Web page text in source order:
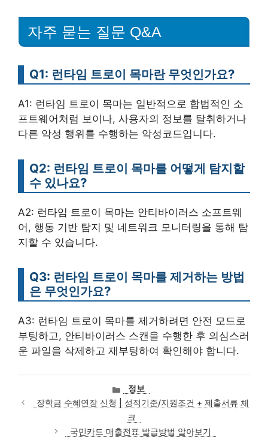
자주 묻는 질문 Q&A
Q1: 런타임 트로이 목마란 무엇인가요?
A1: 런타임 트로이 목마는 일반적으로 합법적인 소
프트웨어처럼 보이나, 사용자의 정보를 탈취하거나
다른 악성 행위를 수행하는 악성코드입니다.
Q2: 런타임 트로이 목마를 어떻게 탐지할
수 있나요?
A2: 런타임 트로이 목마는 안티바이러스 소프트웨
어, 행동 기반 탐지 및 네트워크 모니터링을 통해 탐
지할 수 있습니다.
Q3: 런타임 트로이 목마를 제거하는 방법
은 무엇인가요?
A3: 런타임 트로이 목마를 제거하려면 안전 모드로
부팅하고, 안티바이러스 스캔을 수행한 후 의심스러
운 파일을 삭제하고 재부팅하여 확인해야 합니다.
카
테
고
리
정보
장학금 수혜연장 신청 | 성적기준/지원조건 + 제출서류 체
크
국민카드 매출전표 발급방법 알아보기